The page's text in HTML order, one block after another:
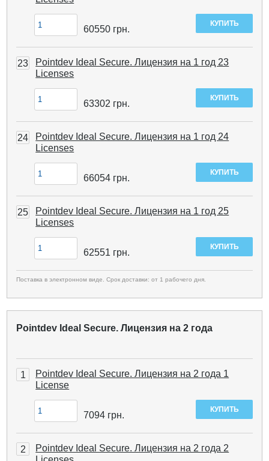
60550 грн.
23
Pointdev Ideal Secure. Лицензия на 1 год 23
Licenses
63302 грн.
24
Pointdev Ideal Secure. Лицензия на 1 год 24
Licenses
66054 грн.
25
Pointdev Ideal Secure. Лицензия на 1 год 25
Licenses
62551 грн.
Поставка в электронном виде. Срок доставки: от 1 рабочего дня.
Pointdev Ideal Secure. Лицензия на 2 года
1
Pointdev Ideal Secure. Лицензия на 2 года 1
License
7094 грн.
2
Pointdev Ideal Secure. Лицензия на 2 года 2